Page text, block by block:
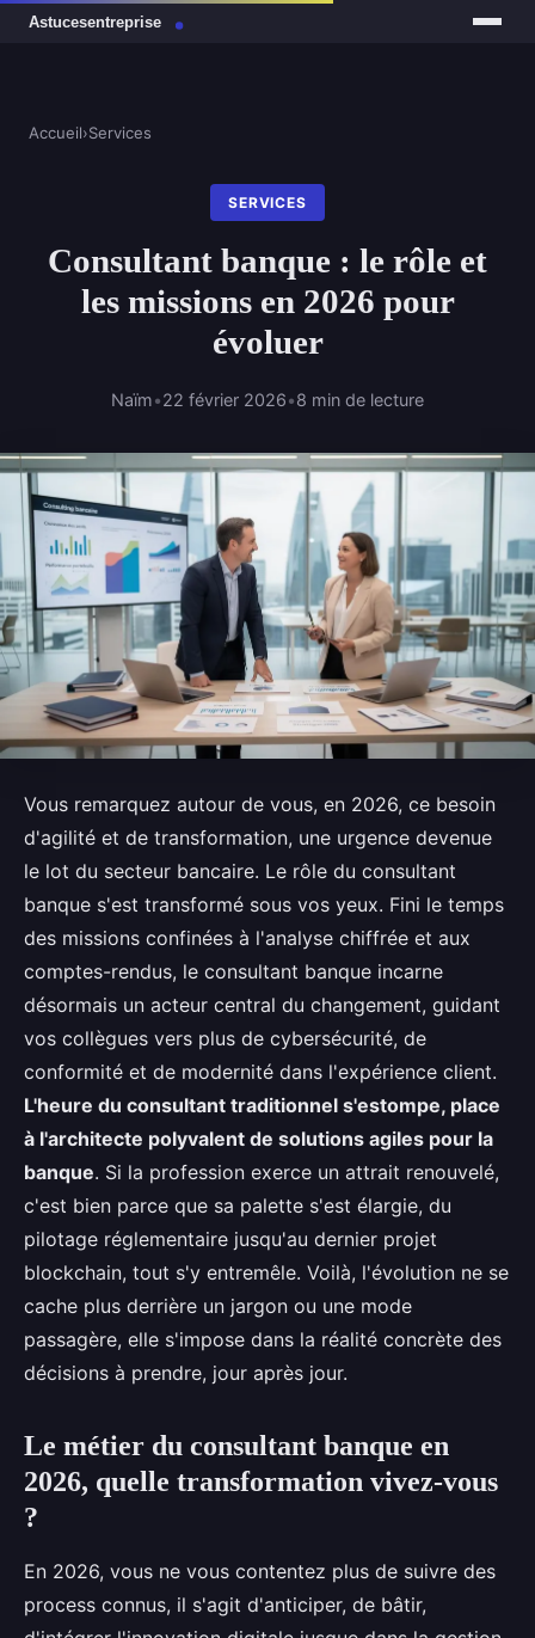
Accueil›Services
SERVICES
Consultant banque : le rôle et
les missions en 2026 pour
évoluer
Naïm•22 février 2026•8 min de lecture
Vous remarquez autour de vous, en 2026, ce besoin
d'agilité et de transformation, une urgence devenue
le lot du secteur bancaire. Le rôle du consultant
banque s'est transformé sous vos yeux. Fini le temps
des missions confinées à l'analyse chiffrée et aux
comptes-rendus, le consultant banque incarne
désormais un acteur central du changement, guidant
vos collègues vers plus de cybersécurité, de
conformité et de modernité dans l'expérience client.
L'heure du consultant traditionnel s'estompe, place
à l'architecte polyvalent de solutions agiles pour la
banque. Si la profession exerce un attrait renouvelé,
c'est bien parce que sa palette s'est élargie, du
pilotage réglementaire jusqu'au dernier projet
blockchain, tout s'y entremêle. Voilà, l'évolution ne se
cache plus derrière un jargon ou une mode
passagère, elle s'impose dans la réalité concrète des
décisions à prendre, jour après jour.
Le métier du consultant banque en
2026, quelle transformation vivez-vous
?
En 2026, vous ne vous contentez plus de suivre des
process connus, il s'agit d'anticiper, de bâtir,